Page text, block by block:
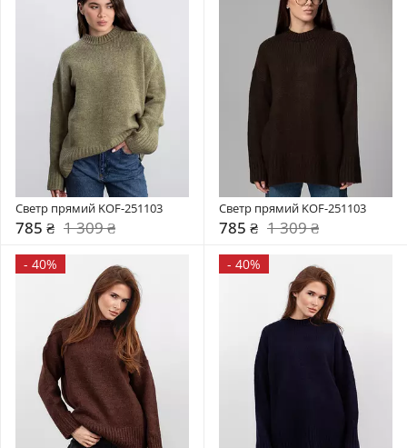
Светр прямий KOF-251103
785 ₴ 1 309 ₴
Светр прямий KOF-251103
785 ₴ 1 309 ₴
- 40% - 40%